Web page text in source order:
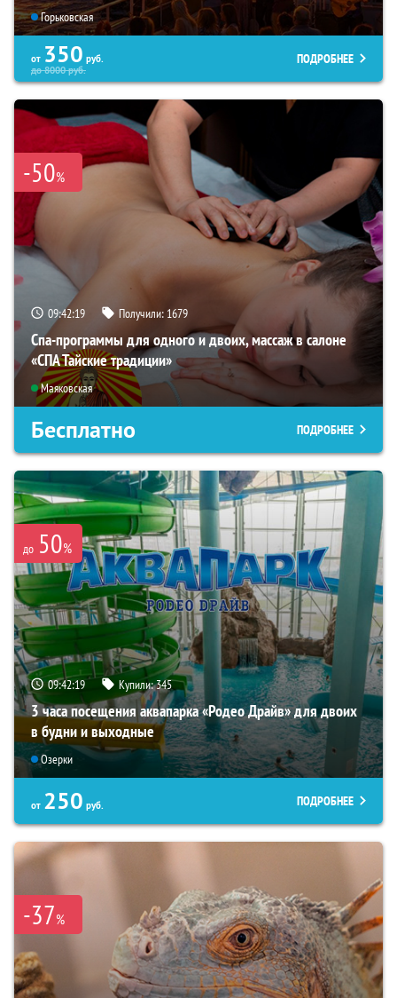
Горьковская
от 350 руб.
до8000руб.
ПОДРОБНЕЕ
-50%
09:42:18 Получили: 1679
Спа-программы для одного и двоих, массаж в салоне
«СПА Тайские традиции»
Маяковская
Бесплатно ПОДРОБНЕЕ
до 50%
09:42:18 Купили:345
3 часа посещения аквапарка «Родео Драйв» для двоих
в будни и выходные
Озерки
от 250 руб. ПОДРОБНЕЕ
-37%